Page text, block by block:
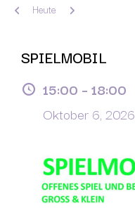
Zurück
Heute Weiter
SPIELMOBIL
15:00 – 18:00
Oktober 6, 2026